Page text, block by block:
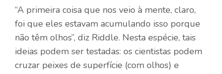
“A primeira coisa que nos veio à mente, claro,
foi que eles estavam acumulando isso porque
não têm olhos”, diz Riddle. Nesta espécie, tais
ideias podem ser testadas: os cientistas podem
cruzar peixes de superfície (com olhos) e